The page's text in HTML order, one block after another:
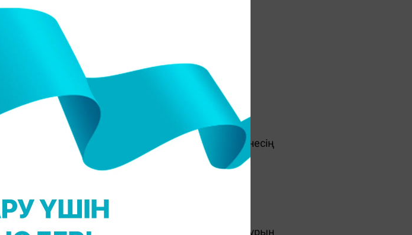
күтіне түседі екенсің.
қандай бақытты жан екен?
сияқты еді ғой.
деп ойлап едім. Кеше өзі хабарласты ғой, сенесің
болар?
қармағына түсіреді.
қырларымды ол біліп отырады ғой. Бұрын